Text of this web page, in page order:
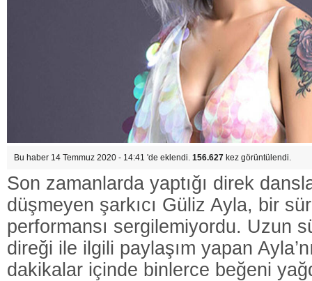
Bu haber 14 Temmuz 2020 - 14:41 'de eklendi. 156.627 kez görüntülendi.
Son zamanlarda yaptığı direk
düşmeyen şarkıcı Güliz Ayla, bir
performansı sergilemiyordu. Uzun
direği ile ilgili paylaşım yapan
dakikalar içinde binlerce beğeni